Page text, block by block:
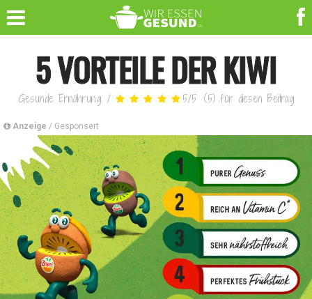
5 VORTEILE DER KIWI
Gesunde Ernährung / 5/5 (5) für diesen Beitrag
Anzeige / Gesponsert